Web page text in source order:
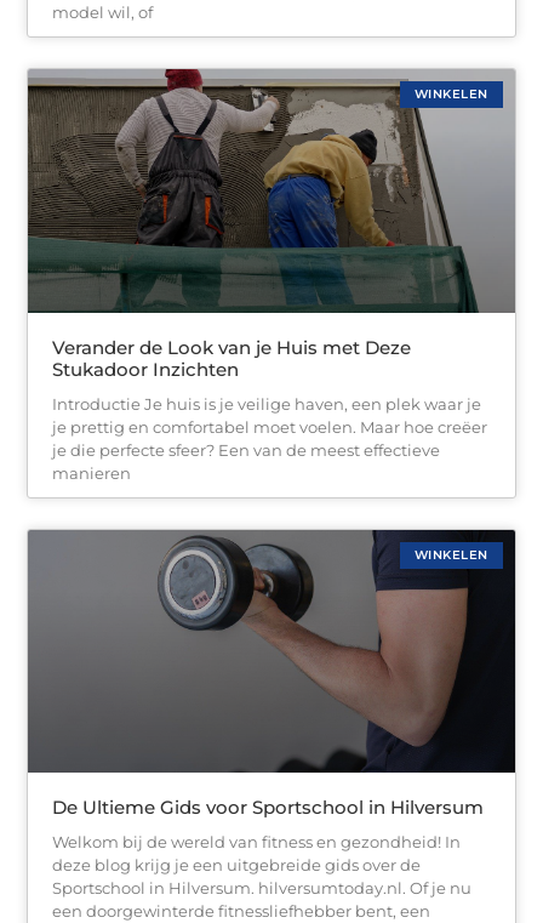
model wil, of
WINKELEN
Verander de Look van je Huis met Deze
Stukadoor Inzichten
Introductie Je huis is je veilige haven, een plek waar je
je prettig en comfortabel moet voelen. Maar hoe creëer
je die perfecte sfeer? Een van de meest effectieve
manieren
WINKELEN
De Ultieme Gids voor Sportschool in Hilversum
Welkom bij de wereld van fitness en gezondheid! In
deze blog krijg je een uitgebreide gids over de
Sportschool in Hilversum. hilversumtoday.nl. Of je nu
een doorgewinterde fitnessliefhebber bent, een